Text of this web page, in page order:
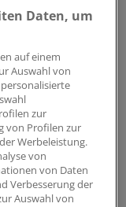
Unions-
sieht die GKV-
aber
erläutert
Daten, um
auf einem
Auswahl von
zur
von Profilen zur
Werbeleistung.
von
von Daten
Verbesserung der
Auswahl von